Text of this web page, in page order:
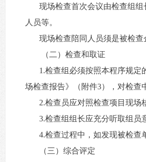
现场检查首次会议由检查组
人员等。
现场检查陪同人员须是被检
（二）检查和取证
1.检查组必须按照本程序规
场检查报告》（附件3），对检查
2.检查员应对照检查项目现
3.检查组组长应充分听取组员
4.检查过程中，如发现被检查
（三）综合评定